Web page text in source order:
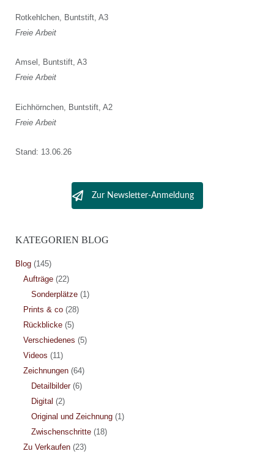
Rotkehlchen, Buntstift, A3
Freie Arbeit
Amsel, Buntstift, A3
Freie Arbeit
Eichhörnchen, Buntstift, A2
Freie Arbeit
Stand: 13.06.26
Zur Newsletter-Anmeldung
KATEGORIEN BLOG
Blog(145)
Aufträge(22)
Sonderplätze(1)
Prints & co(28)
Rückblicke(5)
Verschiedenes (5)
Videos (11)
Zeichnungen(64)
Detailbilder(6)
Digital (2)
Original und Zeichnung(1)
Zwischenschritte(18)
Zu Verkaufen(23)